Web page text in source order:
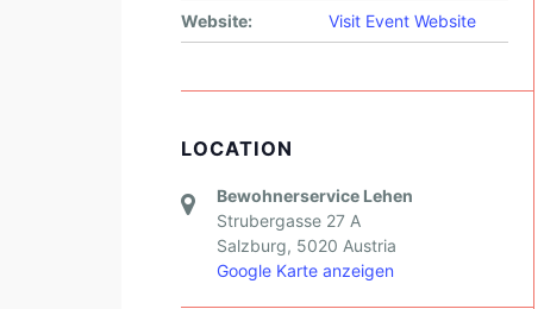
Website: Visit Event Website
LOCATION
Bewohnerservice Lehen
Strubergasse 27 A
Salzburg, 5020 Austria
Google Karte anzeigen